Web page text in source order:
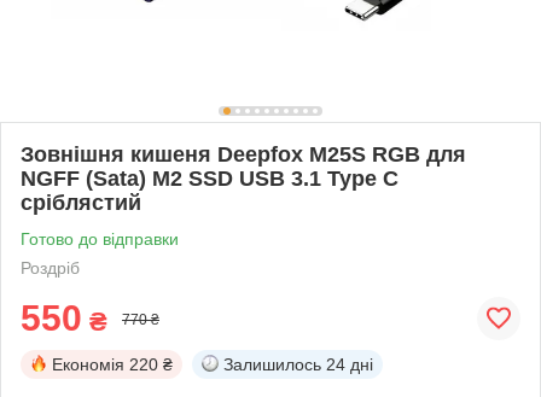
Зовнішня кишеня Deepfox M25S RGB для
NGFF (Sata) M2 SSD USB 3.1 Type C
сріблястий
Готово до відправки
Роздріб
550 ₴ 770 ₴
Економія 220 ₴ Залишилось 24 дні